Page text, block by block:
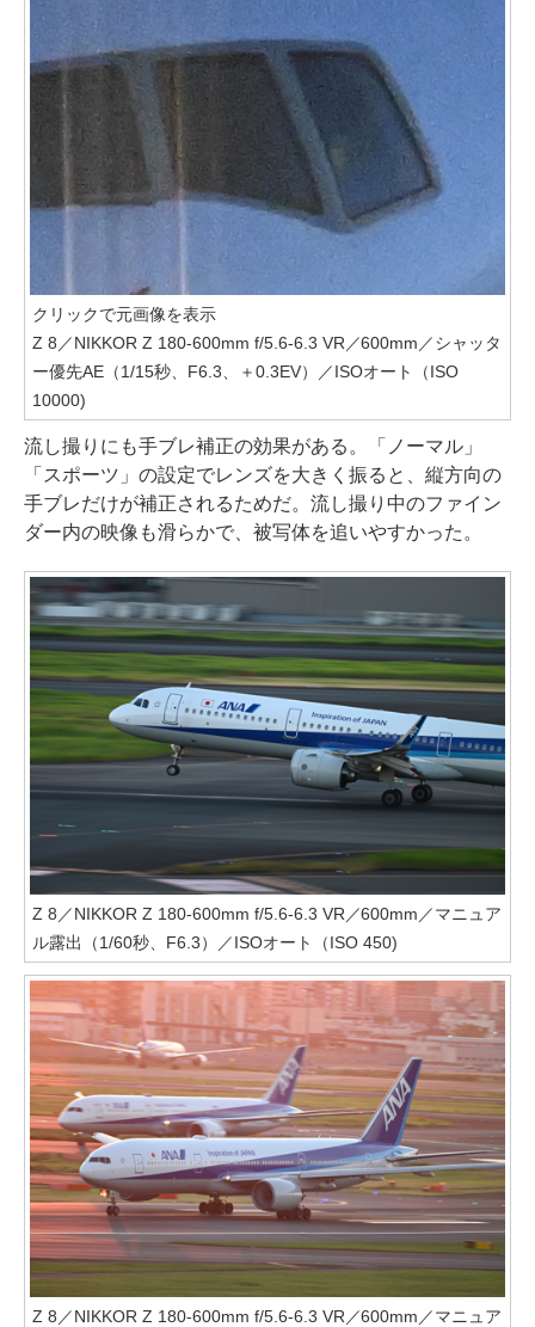
クリックで元画像を表示
Z 8／NIKKOR Z 180-600mm f/5.6-6.3 VR／600mm／シャッタ
ー優先AE（1/15秒、F6.3、＋0.3EV）／ISOオート（ISO
10000)
流し撮りにも手ブレ補正の効果がある。「ノーマル」
「スポーツ」の設定でレンズを大きく振ると、縦方向の
手ブレだけが補正されるためだ。流し撮り中のファイン
ダー内の映像も滑らかで、被写体を追いやすかった。
Z 8／NIKKOR Z 180-600mm f/5.6-6.3 VR／600mm／マニュア
ル露出（1/60秒、F6.3）／ISOオート（ISO 450)
Z 8／NIKKOR Z 180-600mm f/5.6-6.3 VR／600mm／マニュア